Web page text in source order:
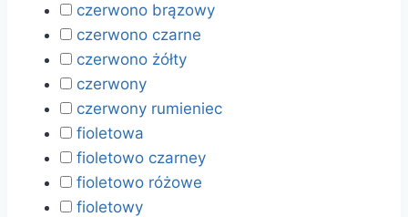
czerwono brązowy
czerwono czarne
czerwono żółty
czerwony
czerwony rumieniec
fioletowa
fioletowo czarney
fioletowo różowe
fioletowy